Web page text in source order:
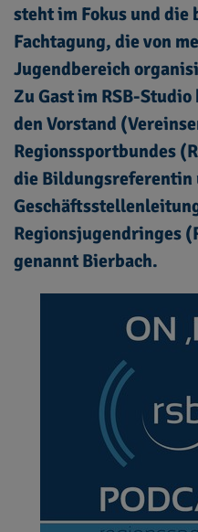
steht im Fokus und die
Fachtagung, die von
Jugendbereich
Zu Gast im RSB-
den Vorstand
Regionssportbundes
die Bildungsreferentin
Regionsjugendringes
genannt Bierbach.